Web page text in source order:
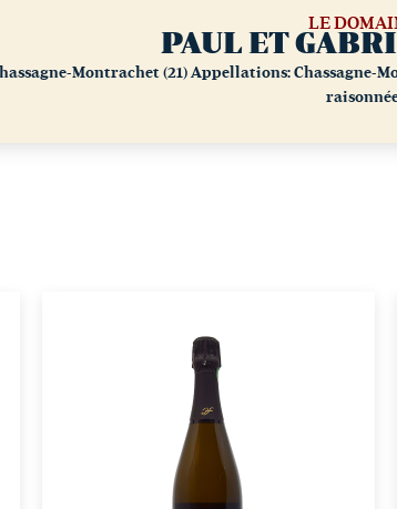
LE
PAUL ET
Montrachet (21) Appellations: Chassagne-